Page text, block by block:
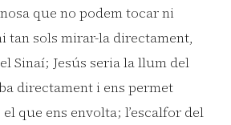
que no podem tocar ni
tan sols mirar-la directament,
Sinaí; Jesús seria la llum del
directament i ens permet
que ens envolta; l’escalfor del